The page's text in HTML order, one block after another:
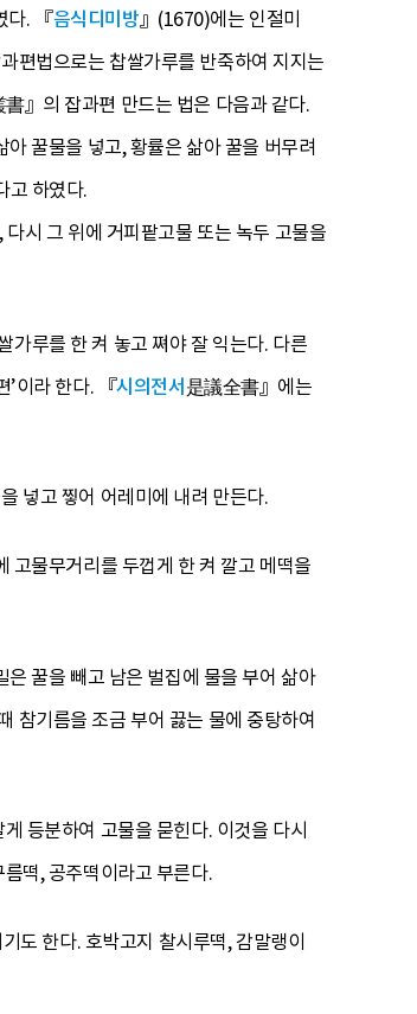
다. 『음식디미방』(1670)에는 인절미
편법으로는 찹쌀가루를 반죽하여 지지는
』의 잡과편 만드는 법은 다음과 같다.
꿀물을 넣고, 황률은 삶아 꿀을 버무려
고 하였다.
시 그 위에 거피팥고물 또는 녹두 고물을
가루를 한 켜 놓고 쪄야 잘 익는다. 다른
’이라 한다. 『시의전서是議全書』에는
넣고 찧어 어레미에 내려 만든다.
고물무거리를 두껍게 한 켜 깔고 메떡을
꿀을 빼고 남은 벌집에 물을 부어 삶아
참기름을 조금 부어 끓는 물에 중탕하여
등분하여 고물을 묻힌다. 이것을 다시
떡, 공주떡이라고 부른다.
도 한다. 호박고지 찰시루떡, 감말랭이